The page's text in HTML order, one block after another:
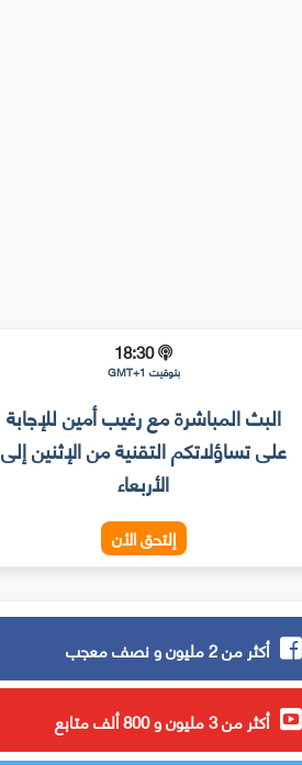
18:30
بتوقيت GMT+1
البث المباشرة مع رغيب أمين للإجابة
على تساؤلاتكم التقنية من الإثنين إلى
الأربعاء
إلتحق الأن
أكثر من 2 مليون و نصف معجب
أكثر من 3 مليون و 800 ألف متابع